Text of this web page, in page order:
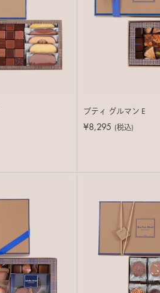
プティ グルマン E
¥8,295 (税込)